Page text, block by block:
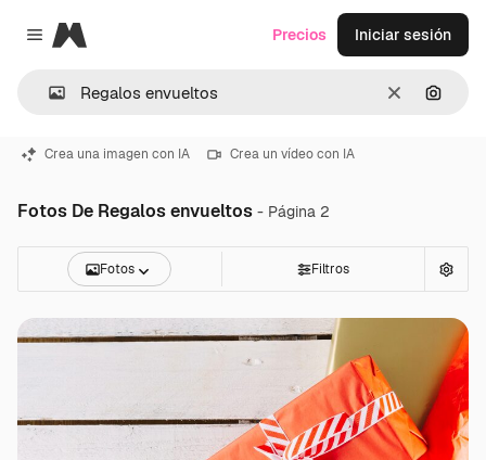
Close menu
Magnific
Borrar
Precios Iniciar sesión
Crea una imagen con IA Crea un vídeo con IA
Fotos De Regalos envueltos - Página 2
Fotos Filtros